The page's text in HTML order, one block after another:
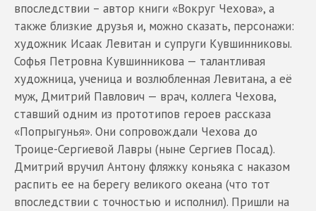
впоследствии – автор книги «Вокруг Чехова», а
также близкие друзья и, можно сказать, персонажи:
художник Исаак Левитан и супруги Кувшинниковы.
Софья Петровна Кувшинникова — талантливая
художница, ученица и возлюбленная Левитана, а её
муж, Дмитрий Павлович — врач, коллега Чехова,
ставший одним из прототипов героев рассказа
«Попрыгунья». Они сопровождали Чехова до
Троице-Сергиевой Лавры (ныне Сергиев Посад).
Дмитрий вручил Антону фляжку коньяка с наказом
распить ее на берегу великого океана (что тот
впоследствии с точностью и исполнил). Пришли на